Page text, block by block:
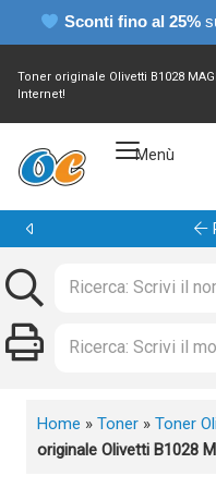
Sconti fino al 25%
Toner originale Olivetti B1028
Internet!
Menù
Home » Toner » Toner
originale Olivetti B1028